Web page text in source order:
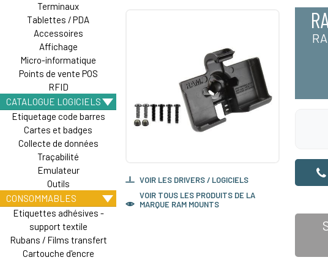
Terminaux
Tablettes / PDA
Accessoires
Affichage
Micro-informatique
Points de vente POS
RFID
CATALOGUE LOGICIELS
Etiquetage code barres
Cartes et badges
Collecte de données
Traçabilité
Emulateur
Outils
CONSOMMABLES
Etiquettes adhésives -
support textile
Rubans / Films transfert
Cartouche d'encre
VOIR LES DRIVERS / LOGICIELS
VOIR TOUS LES PRODUITS DE LA
MARQUE RAM MOUNTS